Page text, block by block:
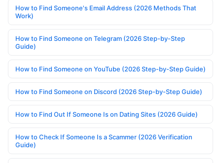
How to Find Someone's Email Address (2026 Methods That
Work)
How to Find Someone on Telegram (2026 Step-by-Step
Guide)
How to Find Someone on YouTube (2026 Step-by-Step Guide)
How to Find Someone on Discord (2026 Step-by-Step Guide)
How to Find Out If Someone Is on Dating Sites (2026 Guide)
How to Check If Someone Is a Scammer (2026 Verification
Guide)